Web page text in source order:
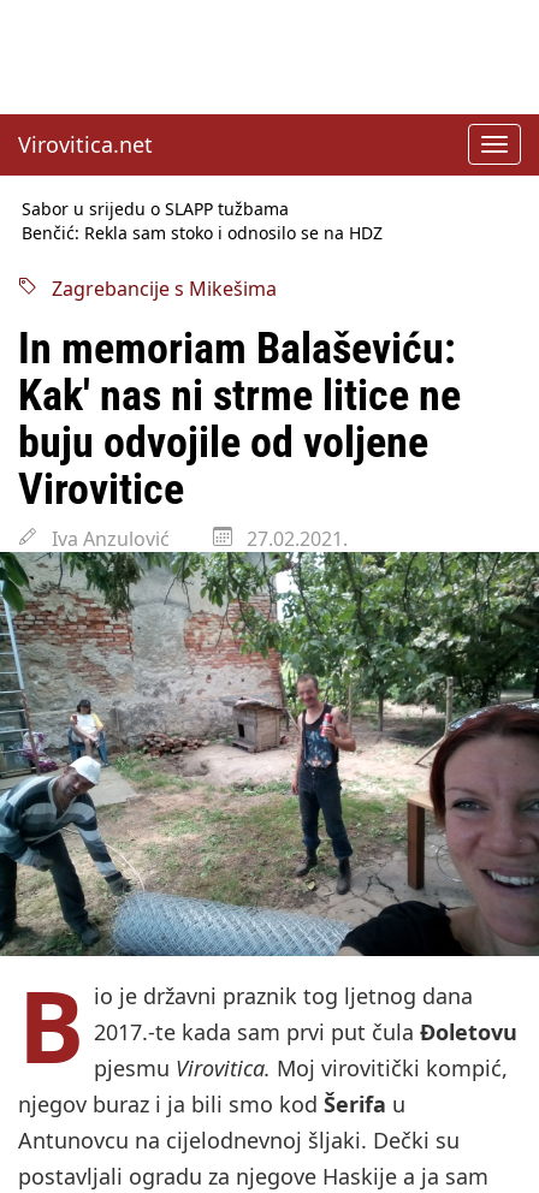
Virovitica.net
Sabor u srijedu o SLAPP tužbama
Benčić: Rekla sam stoko i odnosilo se na HDZ
godine
Sindikati traže zaštitu plaća od inflacije, Ćorić pregovore
najavio za jesen
Državni tajnik Rukavina: Hrvatska ima 3,6 milijuna birača
HŽ Infrastruktura: Nesreće na željezničkim prijelazima
prepolovljene
Državni inspektorat opozvao Barebells pločicu - soft protein
bar Coco Choco
Zagrebancije s Mikešima
In memoriam Balaševiću:
Kak' nas ni strme litice ne
buju odvojile od voljene
Virovitice
Iva Anzulović 27.02.2021.
B io je državni praznik tog ljetnog dana
2017.-te kada sam prvi put čula Đoletovu
pjesmu Virovitica. Moj virovitički kompić,
njegov buraz i ja bili smo kod Šerifa u
Antunovcu na cijelodnevnoj šljaki. Dečki su
postavljali ogradu za njegove Haskije a ja sam